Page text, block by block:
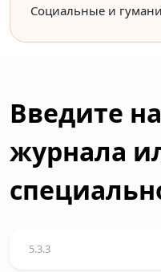
Социальные и
Введите
журнала